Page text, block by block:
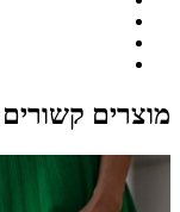
מוצרים קשורים